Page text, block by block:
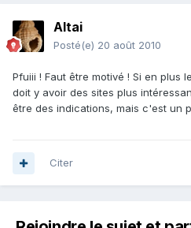
Altai
Posté(e) 20 août 2010
Pfuiii ! Faut être motivé ! Si en plus
doit y avoir des sites plus
être des indications, mais c'est un
Citer